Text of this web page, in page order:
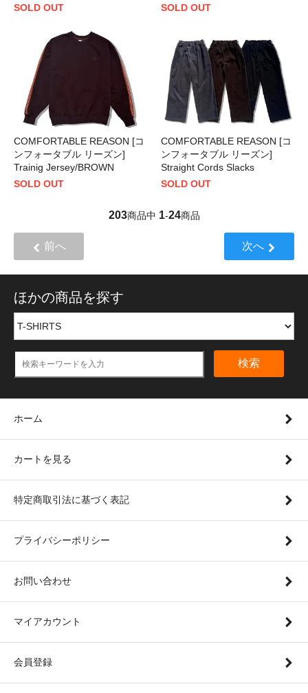
SOLD OUT
SOLD OUT
COMFORTABLE REASON [コ
ンフォータブル リーズン]
Trainig Jersey/BROWN
SOLD OUT
COMFORTABLE REASON [コ
ンフォータブル リーズン]
Straight Cords Slacks
SOLD OUT
203商品中 1-24商品
前へ 次へ
ほかの商品を探す
検索
ホーム
カートを見る
特定商取引法に基づく表記
プライバシーポリシー
お問い合わせ
マイアカウント
会員登録